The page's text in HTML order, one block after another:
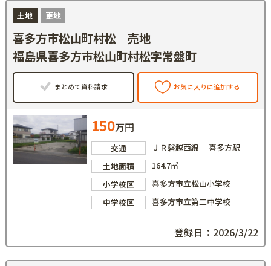
土地 更地
喜多方市松山町村松 売地
福島県喜多方市松山町村松字常盤町
まとめて資料請求 お気に入りに追加する
150万円
交通
ＪＲ磐越西線 喜多方駅
土地面積
164.7㎡
小学校区
喜多方市立松山小学校
中学校区
喜多方市立第二中学校
登録日：2026/3/22